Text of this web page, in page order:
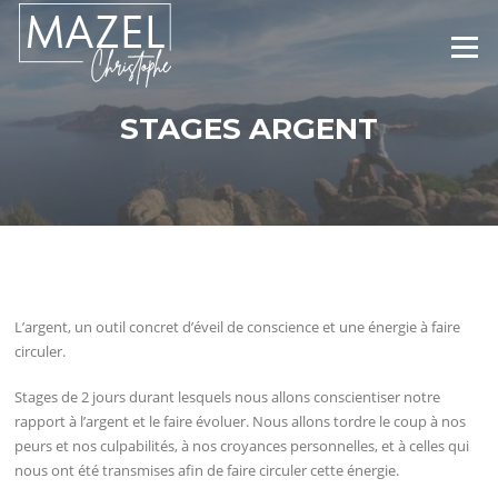
Aller
contenu
Menu
STAGES ARGENT
L’argent, un outil concret d’éveil de conscience et une énergie à faire
circuler.
Stages de 2 jours durant lesquels nous allons conscientiser notre
rapport à l’argent et le faire évoluer. Nous allons tordre le coup à nos
peurs et nos culpabilités, à nos croyances personnelles, et à celles qui
nous ont été transmises afin de faire circuler cette énergie.